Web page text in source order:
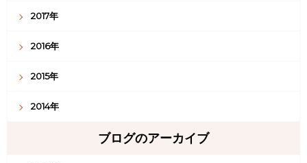
2017年
2016年
2015年
2014年
ブログのアーカイブ